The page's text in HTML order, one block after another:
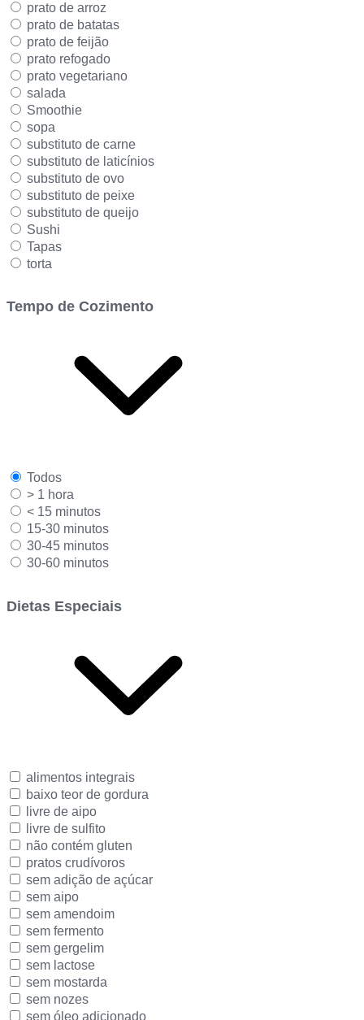
prato de arroz
prato de batatas
prato de feijão
prato refogado
prato vegetariano
salada
Smoothie
sopa
substituto de carne
substituto de laticínios
substituto de ovo
substituto de peixe
substituto de queijo
Sushi
Tapas
torta
Tempo de Cozimento
Todos
> 1 hora
< 15 minutos
15-30 minutos
30-45 minutos
30-60 minutos
Dietas Especiais
alimentos integrais
baixo teor de gordura
livre de aipo
livre de sulfito
não contém gluten
pratos crudívoros
sem adição de açúcar
sem aipo
sem amendoim
sem fermento
sem gergelim
sem lactose
sem mostarda
sem nozes
sem óleo adicionado